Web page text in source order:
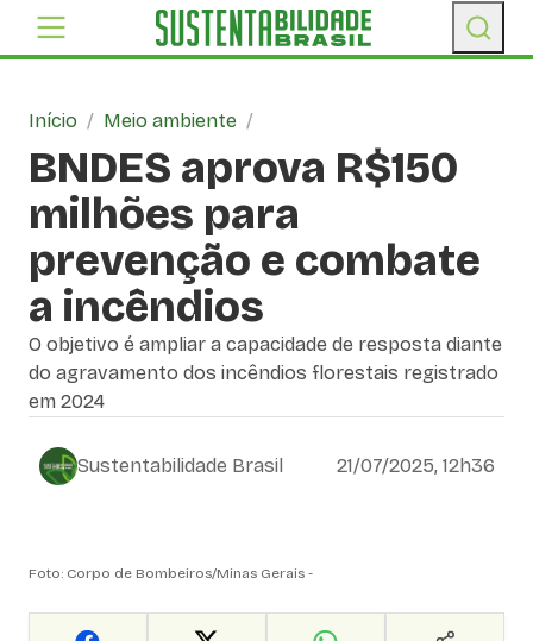
Início / Meio ambiente /
BNDES aprova R$150
milhões para
prevenção e combate
a incêndios
O objetivo é ampliar a capacidade de resposta diante
do agravamento dos incêndios florestais registrado
em 2024
Sustentabilidade Brasil 21/07/2025, 12h36
Foto: Corpo de Bombeiros/Minas Gerais -